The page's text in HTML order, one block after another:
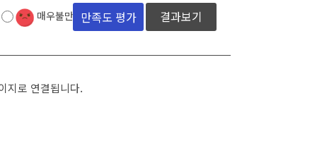
매우불만족 결과보기
지로 연결됩니다.